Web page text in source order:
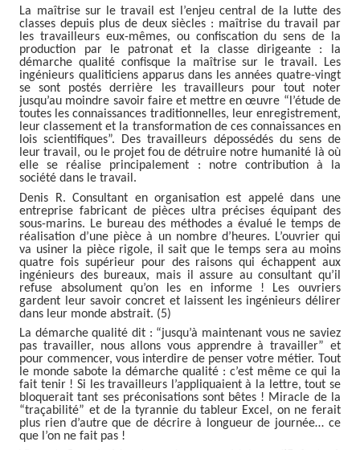
La maîtrise sur le travail est l’enjeu central de la lutte des
classes depuis plus de deux siècles : maîtrise du travail par
les travailleurs eux-mêmes, ou confiscation du sens de la
production par le patronat et la classe dirigeante : la
démarche qualité confisque la maîtrise sur le travail. Les
ingénieurs qualiticiens apparus dans les années quatre-vingt
se sont postés derrière les travailleurs pour tout noter
jusqu’au moindre savoir faire et mettre en œuvre “l’étude de
toutes les connaissances traditionnelles, leur enregistrement,
leur classement et la transformation de ces connaissances en
lois scientifiques”. Des travailleurs dépossédés du sens de
leur travail, ou le projet fou de détruire notre humanité là où
elle se réalise principalement : notre contribution à la
société dans le travail.
Denis R. Consultant en organisation est appelé dans une
entreprise fabricant de pièces ultra précises équipant des
sous-marins. Le bureau des méthodes a évalué le temps de
réalisation d’une pièce à un nombre d’heures. L’ouvrier qui
va usiner la pièce rigole, il sait que le temps sera au moins
quatre fois supérieur pour des raisons qui échappent aux
ingénieurs des bureaux, mais il assure au consultant qu’il
refuse absolument qu’on les en informe ! Les ouvriers
gardent leur savoir concret et laissent les ingénieurs délirer
dans leur monde abstrait. (5)
La démarche qualité dit : “jusqu’à maintenant vous ne saviez
pas travailler, nous allons vous apprendre à travailler” et
pour commencer, vous interdire de penser votre métier. Tout
le monde sabote la démarche qualité : c’est même ce qui la
fait tenir ! Si les travailleurs l’appliquaient à la lettre, tout se
bloquerait tant ses préconisations sont bêtes ! Miracle de la
“traçabilité” et de la tyrannie du tableur Excel, on ne ferait
plus rien d’autre que de décrire à longueur de journée… ce
que l’on ne fait pas !